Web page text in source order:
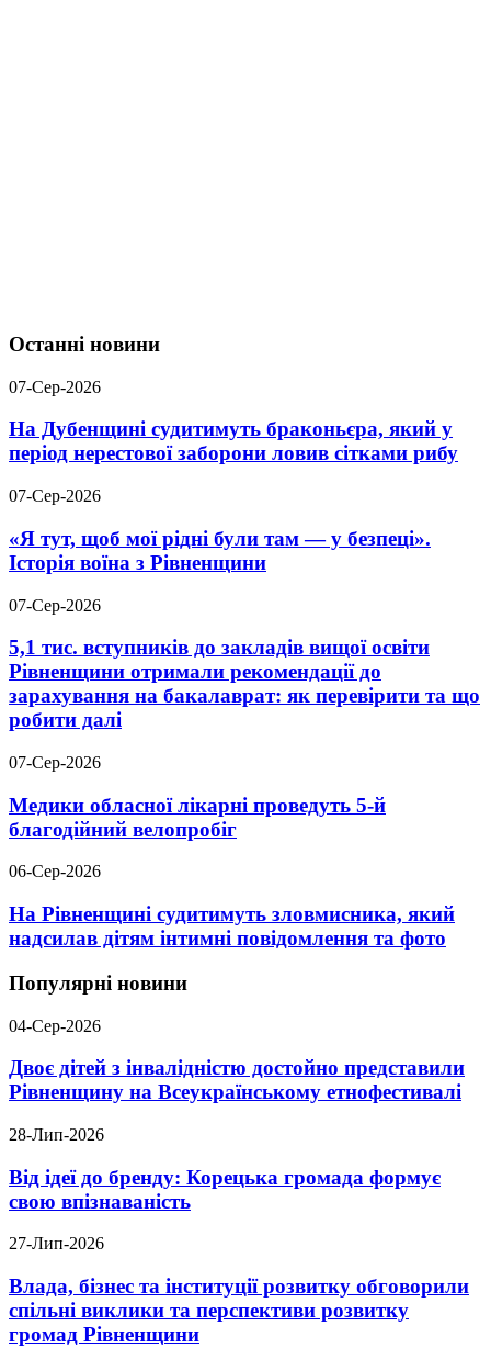
Останні новини
07-Сер-2026
На Дубенщині судитимуть браконьєра, який у
період нерестової заборони ловив сітками рибу
07-Сер-2026
«Я тут, щоб мої рідні були там — у безпеці».
Історія воїна з Рівненщини
07-Сер-2026
5,1 тис. вступників до закладів вищої освіти
Рівненщини отримали рекомендації до
зарахування на бакалаврат: як перевірити та що
робити далі
07-Сер-2026
Медики обласної лікарні проведуть 5-й
благодійний велопробіг
06-Сер-2026
На Рівненщині судитимуть зловмисника, який
надсилав дітям інтимні повідомлення та фото
Популярні новини
04-Сер-2026
Двоє дітей з інвалідністю достойно представили
Рівненщину на Всеукраїнському етнофестивалі
28-Лип-2026
Від ідеї до бренду: Корецька громада формує
свою впізнаваність
27-Лип-2026
Влада, бізнес та інституції розвитку обговорили
спільні виклики та перспективи розвитку
громад Рівненщини